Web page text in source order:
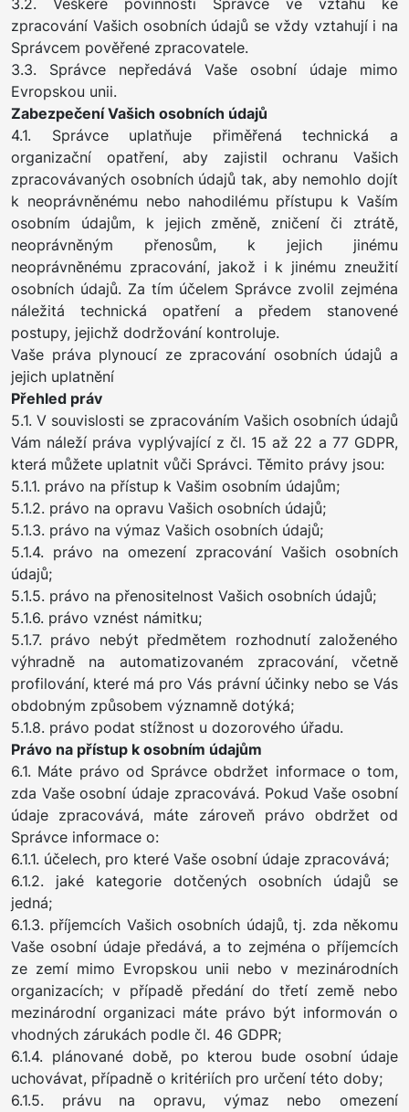
3.2. Veškeré povinnosti Správce ve vztahu ke
zpracování Vašich osobních údajů se vždy vztahují i na
Správcem pověřené zpracovatele.
3.3. Správce nepředává Vaše osobní údaje mimo
Evropskou unii.
Zabezpečení Vašich osobních údajů
4.1. Správce uplatňuje přiměřená technická a
organizační opatření, aby zajistil ochranu Vašich
zpracovávaných osobních údajů tak, aby nemohlo dojít
k neoprávněnému nebo nahodilému přístupu k Vaším
osobním údajům, k jejich změně, zničení či ztrátě,
neoprávněným přenosům, k jejich jinému
neoprávněnému zpracování, jakož i k jinému zneužití
osobních údajů. Za tím účelem Správce zvolil zejména
náležitá technická opatření a předem stanovené
postupy, jejichž dodržování kontroluje.
Vaše práva plynoucí ze zpracování osobních údajů a
jejich uplatnění
Přehled práv
5.1. V souvislosti se zpracováním Vašich osobních údajů
Vám náleží práva vyplývající z čl. 15 až 22 a 77 GDPR,
která můžete uplatnit vůči Správci. Těmito právy jsou:
5.1.1. právo na přístup k Vašim osobním údajům;
5.1.2. právo na opravu Vašich osobních údajů;
5.1.3. právo na výmaz Vašich osobních údajů;
5.1.4. právo na omezení zpracování Vašich osobních
údajů;
5.1.5. právo na přenositelnost Vašich osobních údajů;
5.1.6. právo vznést námitku;
5.1.7. právo nebýt předmětem rozhodnutí založeného
výhradně na automatizovaném zpracování, včetně
profilování, které má pro Vás právní účinky nebo se Vás
obdobným způsobem významně dotýká;
5.1.8. právo podat stížnost u dozorového úřadu.
Právo na přístup k osobním údajům
6.1. Máte právo od Správce obdržet informace o tom,
zda Vaše osobní údaje zpracovává. Pokud Vaše osobní
údaje zpracovává, máte zároveň právo obdržet od
Správce informace o:
6.1.1. účelech, pro které Vaše osobní údaje zpracovává;
6.1.2. jaké kategorie dotčených osobních údajů se
jedná;
6.1.3. příjemcích Vašich osobních údajů, tj. zda někomu
Vaše osobní údaje předává, a to zejména o příjemcích
ze zemí mimo Evropskou unii nebo v mezinárodních
organizacích; v případě předání do třetí země nebo
mezinárodní organizaci máte právo být informován o
vhodných zárukách podle čl. 46 GDPR;
6.1.4. plánované době, po kterou bude osobní údaje
uchovávat, případně o kritériích pro určení této doby;
6.1.5. právu na opravu, výmaz nebo omezení